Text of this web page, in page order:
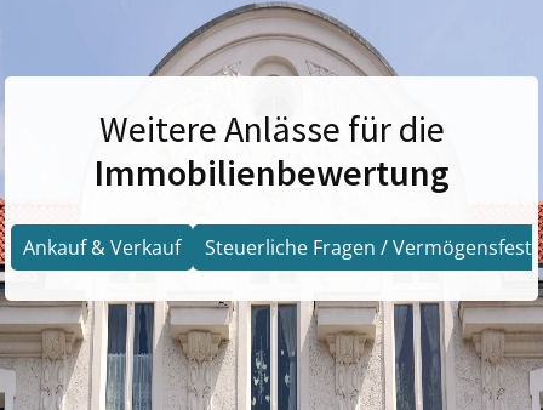
Weitere Anlässe für die
Immobilienbewertung
Ankauf & Verkauf Steuerliche Fragen /